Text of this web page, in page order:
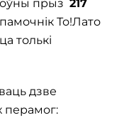
прыз 217
То!Лато
толькі
дзве
перамог: